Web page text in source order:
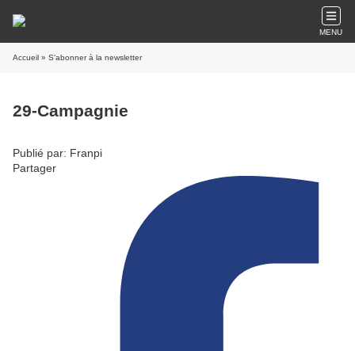
MENU
Accueil » S'abonner à la newsletter
29-Campagnie
Publié par: Franpi
Partager